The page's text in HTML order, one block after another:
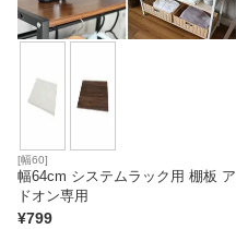
収納家具
学習机
[幅60]
幅64cm システムラック用 棚板 ア
ドオン専用
¥799